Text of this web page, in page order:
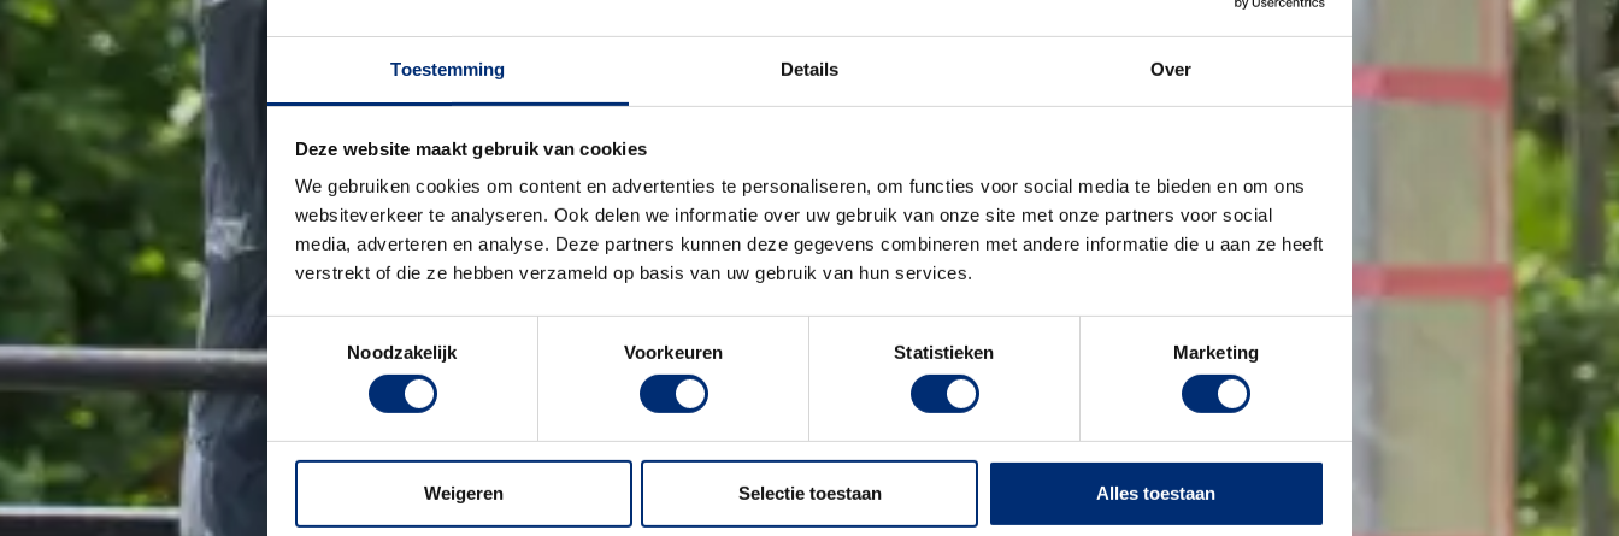
Toestemming Details Over
Deze website maakt gebruik van cookies
We gebruiken cookies om content en advertenties te personaliseren, om functies voor social media te bieden en om ons
websiteverkeer te analyseren. Ook delen we informatie over uw gebruik van onze site met onze partners voor social
media, adverteren en analyse. Deze partners kunnen deze gegevens combineren met andere informatie die u aan ze heeft
verstrekt of die ze hebben verzameld op basis van uw gebruik van hun services.
Noodzakelijk
Voorkeuren Statistieken Marketing
Weigeren Selectie toestaan Alles toestaan